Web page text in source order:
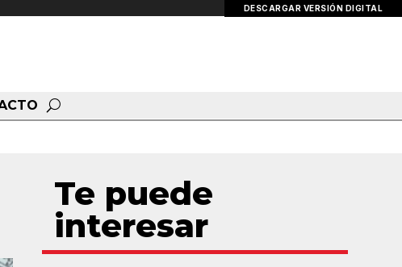
DESCARGAR VERSIÓN DIGITAL
Te puede
interesar